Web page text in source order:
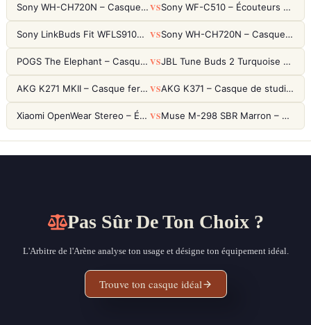
Sony WH-CH720N – Casque ANC 35h, Ultra-léger (192g) avec Processeur V1 VS Sony WF-C510 – Écouteurs True Wireless compacts, autonomie 22h et multipoint
Sony LinkBuds Fit WFLS910NW Blanc – Écouteurs Sport Ailes ANC VS Sony WH-CH720N – Casque ANC 35h, Ultra-léger (192g) avec Processeur V1
POGS The Elephant – Casque Filaire Enfants 85dB POGS-Safe™ (Éco-Responsable) VS JBL Tune Buds 2 Turquoise – Écouteurs True Wireless avec ANC et autonomie 48h
AKG K271 MKII – Casque fermé studio fiable pour une écoute neutre VS AKG K371 – Casque de studio fermé 50mm titane, réponse 5Hz-50kHz
Xiaomi OpenWear Stereo – Écouteurs Open-Ear Hi-Res avec réduction de fuite sonore VS Muse M-298 SBR Marron – Casque Bluetooth ANC avec 66h d'autonomie
Pas Sûr De Ton Choix ?
L'Arbitre de l'Arène analyse ton usage et désigne ton équipement idéal.
Trouve ton casque idéal